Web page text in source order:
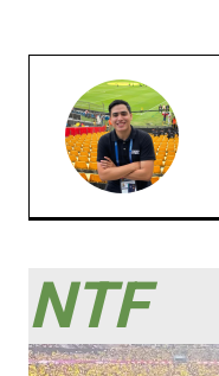
NTF